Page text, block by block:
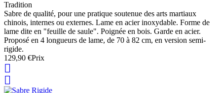
Tradition
Sabre de qualité, pour une pratique soutenue des arts martiaux
chinois, internes ou externes. Lame en acier inoxydable. Forme de
lame dite en "feuille de saule". Poignée en bois. Garde en acier.
Proposé en 4 longueurs de lame, de 70 à 82 cm, en version semi-
rigide.
129,90 €Prix

